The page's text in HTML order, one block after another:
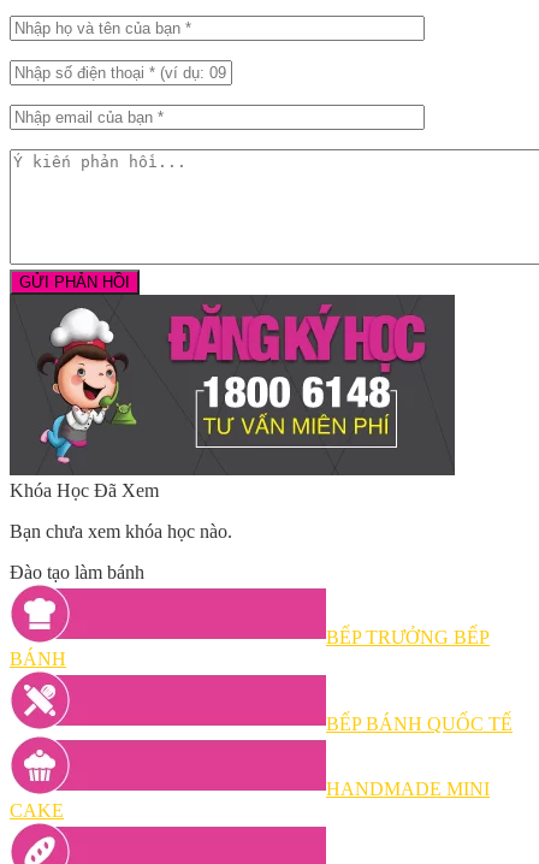
Khóa Học Đã Xem
Bạn chưa xem khóa học nào.
Đào tạo làm bánh
BẾP TRƯỞNG BẾP
BÁNH
BẾP BÁNH QUỐC TẾ
HANDMADE MINI
CAKE